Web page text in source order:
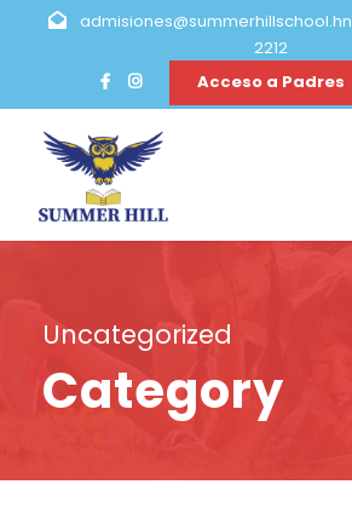
admisiones@summerhillschool.hn
2212
Acceso a Padres
Uncategorized
Category